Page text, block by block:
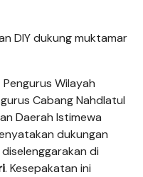
DIY dukung muktamar
Wilayah
Cabang Nahdlatul
Daerah Istimewa
dukungan
diselenggarakan di
. Kesepakatan ini